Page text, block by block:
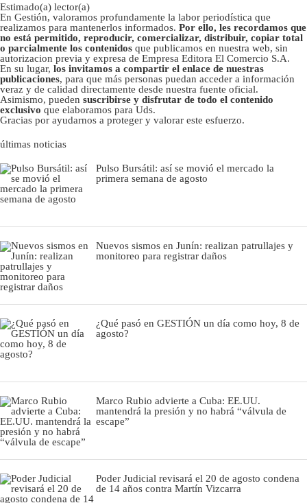
Estimado(a) lector(a)
En Gestión, valoramos profundamente la labor periodística que
realizamos para mantenerlos informados. Por ello, les recordamos que
no está permitido, reproducir, comercializar, distribuir, copiar total
o parcialmente los contenidos que publicamos en nuestra web, sin
autorizacion previa y expresa de Empresa Editora El Comercio S.A.
En su lugar, los invitamos a compartir el enlace de nuestras
publicaciones, para que más personas puedan acceder a información
veraz y de calidad directamente desde nuestra fuente oficial.
Asimismo, pueden suscribirse y disfrutar de todo el contenido
exclusivo que elaboramos para Uds.
Gracias por ayudarnos a proteger y valorar este esfuerzo.
últimas noticias
Pulso Bursátil: así se movió el mercado la
primera semana de agosto
Nuevos sismos en Junín: realizan patrullajes y
monitoreo para registrar daños
¿Qué pasó en GESTIÓN un día como hoy, 8 de
agosto?
Marco Rubio advierte a Cuba: EE.UU.
mantendrá la presión y no habrá “válvula de
escape”
Poder Judicial revisará el 20 de agosto condena
de 14 años contra Martín Vizcarra